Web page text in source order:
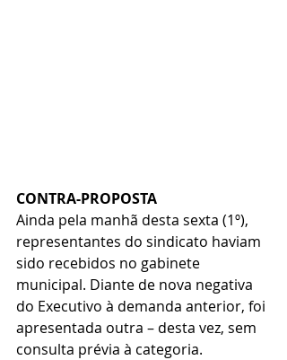
CONTRA-PROPOSTA
Ainda pela manhã desta sexta (1º),
representantes do sindicato haviam
sido recebidos no gabinete
municipal. Diante de nova negativa
do Executivo à demanda anterior, foi
apresentada outra – desta vez, sem
consulta prévia à categoria.